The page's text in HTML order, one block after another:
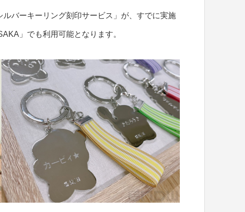
バーキーリング刻印サービス」が、すでに実施
」でも利用可能となります。